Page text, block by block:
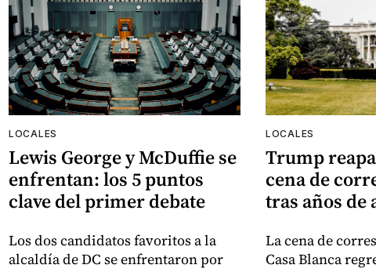
LOCALES
Lewis George y McDuffie se
enfrentan: los 5 puntos
clave del primer debate
Los dos candidatos favoritos a la
alcaldía de DC se enfrentaron por
LOCALES
Trump
cena de
tras años de
La cena de
Casa Blanca